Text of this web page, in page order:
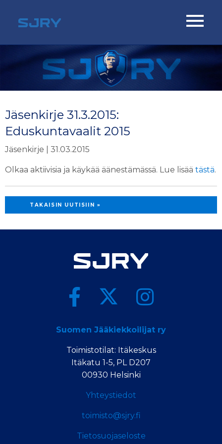
Jäsenkirje 31.3.2015:
Eduskuntavaalit 2015
Jäsenkirje | 31.03.2015
Olkaa aktiivisia ja käykää äänestämässä. Lue lisää tästä.
TAKAISIN UUTISIIN »
Suomen Jääkiekkoilijat ry
Toimistotilat: Itäkeskus
Itäkatu 1-5, PL D207
00930 Helsinki
Yhteystiedot
toimisto@sjry.fi
Tietosuojaseloste